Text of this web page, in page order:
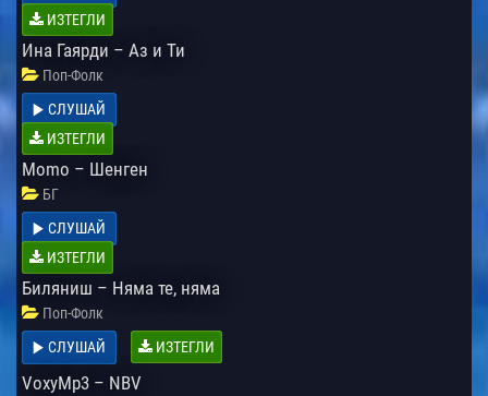
ИЗТЕГЛИ
Ина Гаярди – Аз и Ти
Поп-Фолк
СЛУШАЙ
ИЗТЕГЛИ
Momo – Шенген
БГ
СЛУШАЙ
ИЗТЕГЛИ
Биляниш – Няма те, няма
Поп-Фолк
СЛУШАЙ
ИЗТЕГЛИ
VoxyMp3 – NBV